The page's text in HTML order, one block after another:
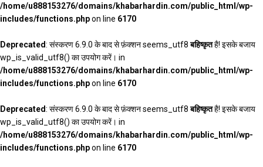
/home/u888153276/domains/khabarhardin.com/public_html/wp-
includes/functions.phpon line 6170
Deprecated: संस्करण 6.9.0 के बाद से फ़ंक्शन seems_utf8बहिष्कृतहै! इसके बजाय
wp_is_valid_utf8() का उपयोग करें। in
/home/u888153276/domains/khabarhardin.com/public_html/wp-
includes/functions.phpon line 6170
Deprecated: संस्करण 6.9.0 के बाद से फ़ंक्शन seems_utf8बहिष्कृतहै! इसके बजाय
wp_is_valid_utf8() का उपयोग करें। in
/home/u888153276/domains/khabarhardin.com/public_html/wp-
includes/functions.phpon line 6170